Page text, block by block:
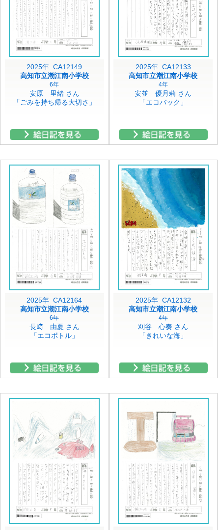
2025年 CA12149
高知市立潮江南小学校
6年
安原 里緒 さん
「ごみを持ち帰る大切さ」
2025年 CA12133
高知市立潮江南小学校
4年
安並 優月莉 さん
「エコバック」
2025年 CA12164
高知市立潮江南小学校
6年
長﨑 由夏 さん
「エコボトル」
2025年 CA12132
高知市立潮江南小学校
4年
刈谷 心奏 さん
「きれいな海」